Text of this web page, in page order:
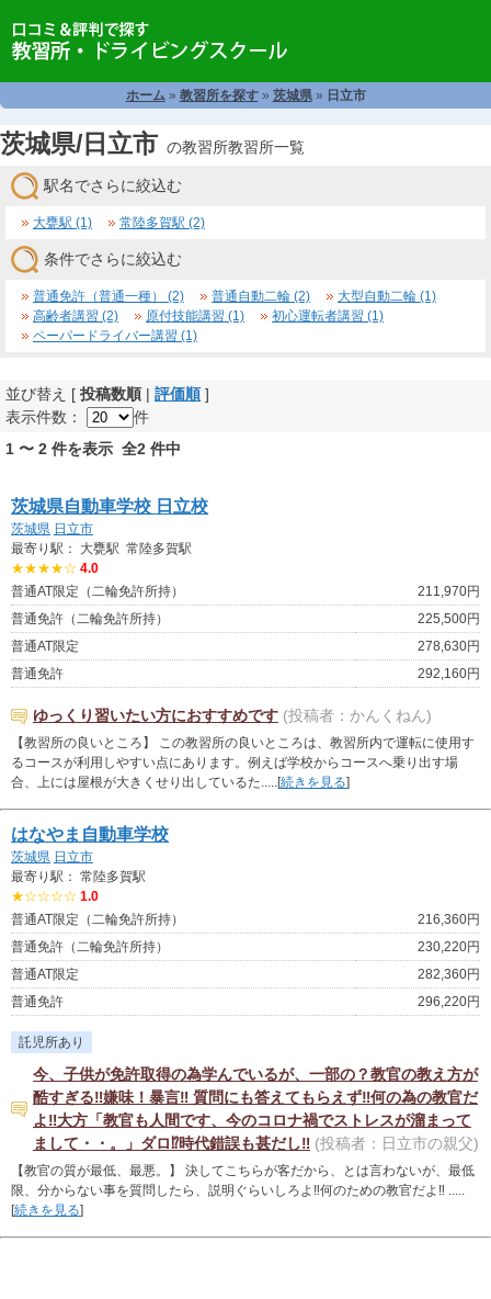
ホーム» 教習所を探す» 茨城県» 日立市
茨城県/日立市 の教習所教習所一覧
駅名でさらに絞込む
大甕駅 (1) 常陸多賀駅 (2)
条件でさらに絞込む
普通免許（普通一種） (2) 普通自動二輪 (2)
大型自動二輪 (1)
高齢者講習 (2)
原付技能講習 (1)
初心運転者講習 (1)
ペーパードライバー講習 (1)
並び替え [ 投稿数順| 評価順]
表示件数：
件
1 〜 2 件を表示 全2 件中
茨城県自動車学校 日立校
茨城県 日立市
最寄り駅： 大甕駅 常陸多賀駅
★★★★☆ 4.0
普通AT限定（二輪免許所持）
211,970円
普通免許（二輪免許所持）
225,500円
普通AT限定
278,630円
普通免許
292,160円
ゆっくり習いたい方におすすめです (投稿者：かんくねん)
【教習所の良いところ】 この教習所の良いところは、教習所内で運転に使用す
るコースが利用しやすい点にあります。例えば学校からコースへ乗り出す場
合、上には屋根が大きくせり出しているた.....[続きを見る]
はなやま自動車学校
茨城県 日立市
最寄り駅： 常陸多賀駅
★☆☆☆☆ 1.0
普通AT限定（二輪免許所持）
216,360円
普通免許（二輪免許所持）
230,220円
普通AT限定
282,360円
普通免許
296,220円
託児所あり
今、子供が免許取得の為学んでいるが、一部の？教官の教え方が
酷すぎる‼️嫌味！暴言‼️ 質問にも答えてもらえず‼️何の為の教官だ
よ‼️大方「教官も人間です、今のコロナ禍でストレスが溜まって
まして・・。」ダロ⁉️時代錯誤も甚だし‼️ (投稿者：日立市の親父)
【教官の質が最低、最悪。】 決してこちらが客だから、とは言わないが、最低
限、分からない事を質問したら、説明ぐらいしろよ‼️何のための教官だよ‼️ .....
[続きを見る]